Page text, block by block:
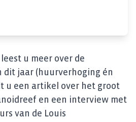
u meer over de
dit jaar (huurverhoging én
u een artikel over het groot
en een interview met
van de Louis